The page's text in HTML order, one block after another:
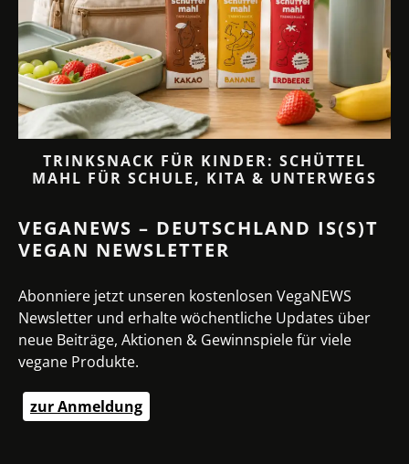
TRINKSNACK FÜR KINDER: SCHÜTTEL
MAHL FÜR SCHULE, KITA & UNTERWEGS
VEGANEWS – DEUTSCHLAND IS(S)T
VEGAN NEWSLETTER
Abonniere jetzt unseren kostenlosen VegaNEWS
Newsletter und erhalte wöchentliche Updates über
neue Beiträge, Aktionen & Gewinnspiele für viele
vegane Produkte.
zur Anmeldung